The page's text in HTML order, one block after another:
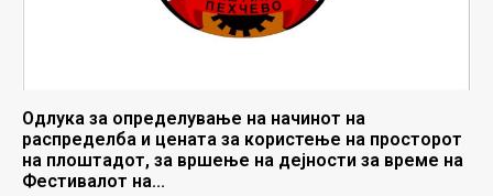
Одлука за определување на начинот на
распределба и цената за користење на просторот
на плоштадот, за вршење на дејности за време на
Фестивалот на...